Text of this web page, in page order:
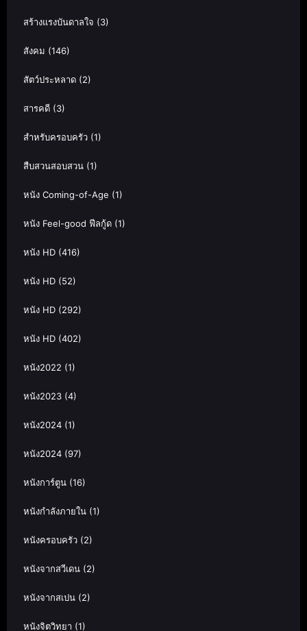
สร้างแรงบันดาลใจ (3)
สังคม (146)
สัตว์ประหลาด (2)
สารคดี (3)
สำหรับครอบครัว (1)
สืบสวนสอบสวน (1)
หนัง Coming-of-Age (1)
หนัง Feel-good ฟีลกู้ด (1)
หนัง HD (416)
หนัง HD (52)
หนัง HD (292)
หนัง HD (402)
หนัง2022 (1)
หนัง2023 (4)
หนัง2024 (1)
หนัง2024 (97)
หนังการ์ตูน (16)
หนังกำลังภายใน (1)
หนังครอบครัว (2)
หนังจากสวีเดน (2)
หนังจากสเปน (2)
หนังจิตวิทยา (1)